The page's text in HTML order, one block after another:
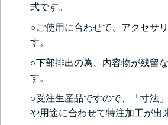
式です。
○ご使用に合わせて、アクセサ
す。
○下部排出の為、内容物が残留
す。
○受注生産品ですので、「寸法
や用途に合わせて特注加工が出